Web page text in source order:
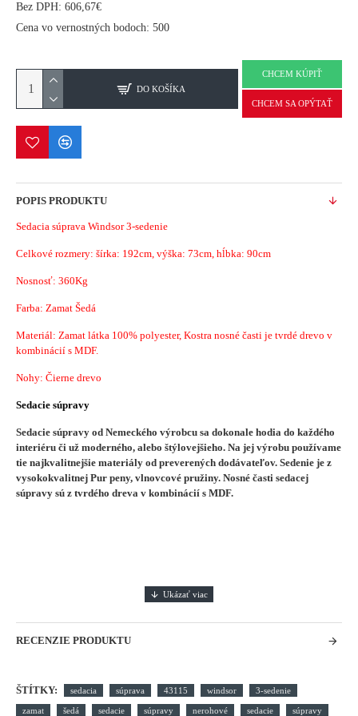
Bez DPH: 606,67€
Cena vo vernostných bodoch: 500
DO KOŠÍKA
CHCEM KÚPIŤ
CHCEM SA OPÝTAŤ
POPIS PRODUKTU
Sedacia súprava Windsor 3-sedenie
Celkové rozmery: šírka: 192cm, výška: 73cm, hĺbka: 90cm
Nosnosť: 360Kg
Farba: Zamat Šedá
Materiál: Zamat látka 100% polyester, Kostra nosné časti je tvrdé drevo v
kombinácií s MDF.
Nohy: Čierne drevo
Sedacie súpravy
Sedacie súpravy od Nemeckého výrobcu sa dokonale hodia do každého
interiéru či už moderného, alebo štýlovejšieho. Na jej výrobu používame
tie najkvalitnejšie materiály od preverených dodávateľov. Sedenie je z
vysokokvalitnej Pur peny, vlnovcové pružiny. Nosné časti sedacej
súpravy sú z tvrdého dreva v kombinácií s MDF.
RECENZIE PRODUKTU
ŠTÍTKY: sedacia súprava 43115 windsor 3-sedenie
zamat šedá sedacie súpravy nerohové sedacie súpravy